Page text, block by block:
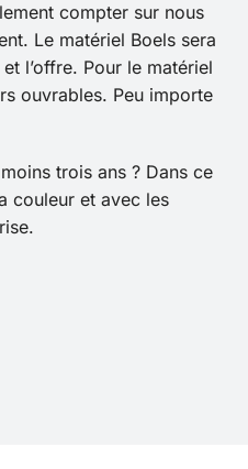
compter sur nous
Le matériel Boels sera
l’offre. Pour le matériel
ouvrables. Peu importe
trois ans ? Dans ce
couleur et avec les